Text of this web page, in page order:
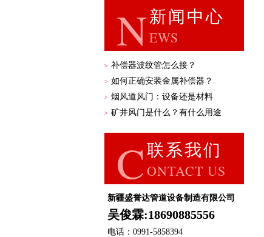
N新闻中心
EWS
> 补偿器波纹管怎么接？
> 如何正确安装金属补偿器？
> 烟风道风门：设备还是材料
> 矿井风门是什么？有什么用途
C联系我们
ONTACT US
新疆盛誉达管道设备制造有限公司
吴俊霖:18690885556
电话：0991-5858394